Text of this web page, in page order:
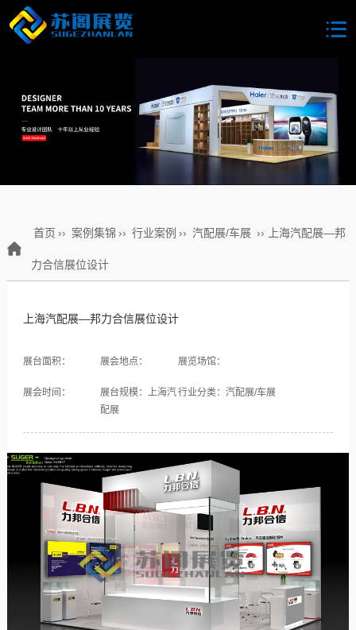
首页 ›› 案例集锦 ›› 行业案例 ›› 汽配展/车展 ›› 上海汽配展—邦
力合信展位设计
上海汽配展—邦力合信展位设计
展台面积： 展会地点： 展览场馆：
展会时间：
展台规模：上海汽
配展
行业分类：汽配展/车展